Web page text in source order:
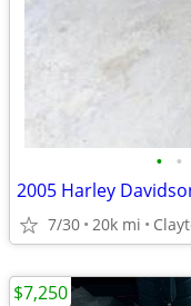
• •
2005 Harley
7/30 20k mi
$7,250